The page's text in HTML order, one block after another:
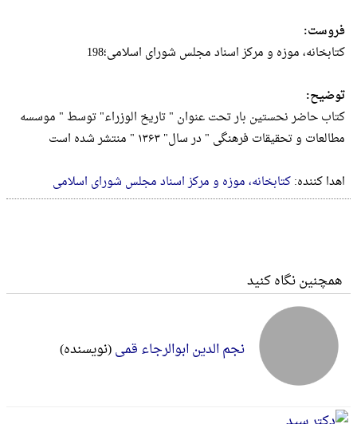
فروست:
کتابخانه، موزه و مرکز اسناد مجلس شورای اسلامی‏؛198
توضیح:
کتاب حاضر نحستین ‌بار تحت عنوان " تاریخ الوزراء‏"‫ توسط " موسسه
مطالعات و تحقیقات فرهنگی‏‫ " در سال" ۱۳۶۳ " منتشر شده است
اهدا کننده:کتابخانه، موزه و مرکز اسناد مجلس شورای اسلامی
همچنین نگاه کنید
نجم الدین ابوالرجاء قمی(نویسنده)